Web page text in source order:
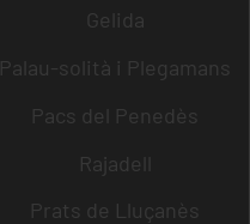
Gelida
Palau-solità i Plegamans
Pacs del Penedès
Rajadell
Prats de Lluçanès